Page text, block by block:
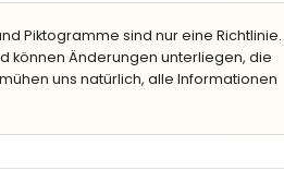
vom Apartment)
Piktogramme sind nur eine Richtlinie.
können Änderungen unterliegen, die
uns natürlich, alle Informationen